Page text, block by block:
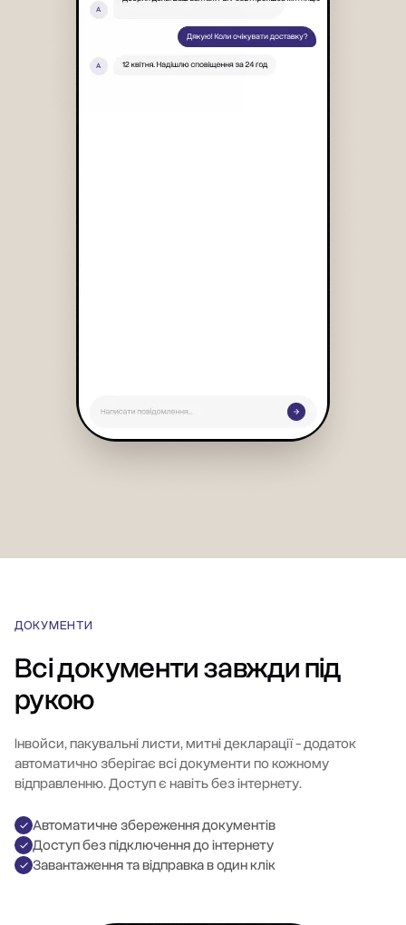
ДОКУМЕНТИ
Всі документи завжди під
рукою
Інвойси, пакувальні листи, митні декларації - додаток
автоматично зберігає всі документи по кожному
відправленню. Доступ є навіть без інтернету.
Автоматичне збереження документів
Доступ без підключення до інтернету
Завантаження та відправка в один клік